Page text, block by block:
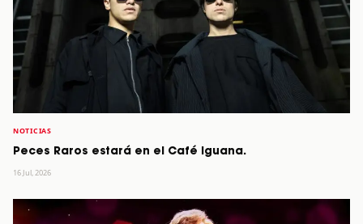
NOTICIAS
Peces Raros estará en el Café Iguana.
16 Jul, 2026